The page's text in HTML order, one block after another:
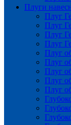
Плуги
Плуг
Плуг
Плуг
Плуг
Плуг
Плуг
Плуг
Плуг
Плуг